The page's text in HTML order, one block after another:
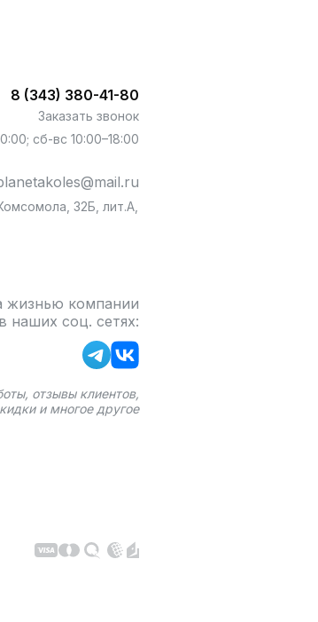
8 (343) 380-41-80
Заказать звонок
сб-вс 10:00–18:00
32Б, лит.А,
жизнью компании
в наших соц. сетях:
отзывы клиентов,
и многое другое